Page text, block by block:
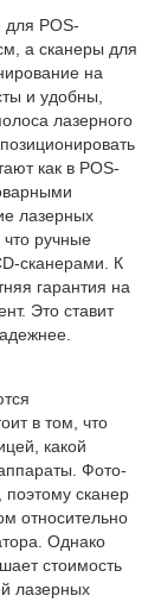
POS-
а сканеры для
на
и удобны,
лазерного
как в POS-
лазерных
что ручные
сканерами. К
гарантия на
Это ставит
в том, что
какой
Фото-
поэтому сканер
относительно
Однако
стоимость
лазерных